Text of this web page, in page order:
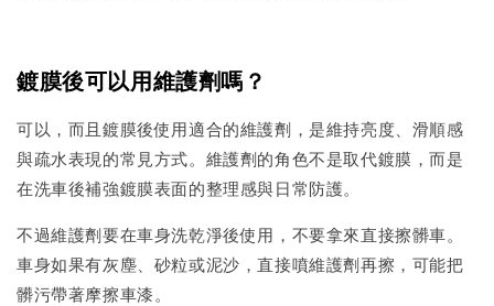
鍍膜後可以用維護劑嗎？
可以，而且鍍膜後使用適合的維護劑，是維持亮度、滑順感
與疏水表現的常見方式。維護劑的角色不是取代鍍膜，而是
在洗車後補強鍍膜表面的整理感與日常防護。
不過維護劑要在車身洗乾淨後使用，不要拿來直接擦髒車。
車身如果有灰塵、砂粒或泥沙，直接噴維護劑再擦，可能把
髒污帶著摩擦車漆。